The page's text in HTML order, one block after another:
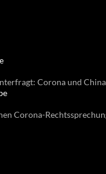
Corona und
Corona-